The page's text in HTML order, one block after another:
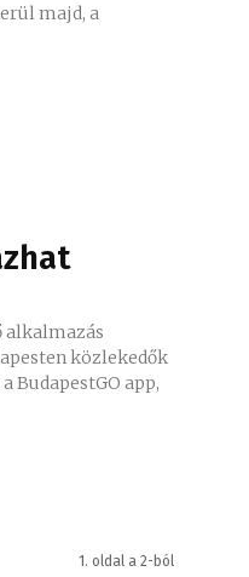
majd, a
alkalmazás
közlekedők
1. oldal a 2-ból